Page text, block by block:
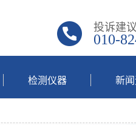
投诉建议
010-
检测仪器 新